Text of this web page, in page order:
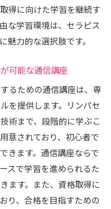
るリンパケア
フケアのメリット
活かした家族ケア
に与える影響
ピー資格を効率的に取
るための計画作り
プットのバランス
的な勉強法
用した学習戦略
得に向けた学習を継続す
な学習環境は、セラピス
魅力的な選択肢です。
可能な通信講座
るための通信講座は、専
を提供します。リンパセ
術まで、段階的に学ぶこ
意されており、初心者で
きます。通信講座ならで
スで学習を進められるた
ます。また、資格取得に
り、合格を目指すための